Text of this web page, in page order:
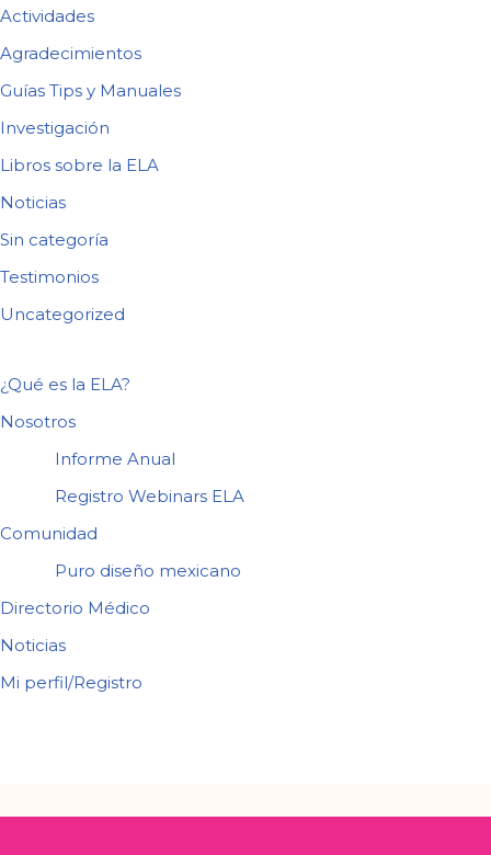
Actividades
Agradecimientos
Guías Tips y Manuales
Investigación
Libros sobre la ELA
Noticias
Sin categoría
Testimonios
Uncategorized
¿Qué es la ELA?
Nosotros
Informe Anual
Registro Webinars ELA
Comunidad
Puro diseño mexicano
Directorio Médico
Noticias
Mi perfil/Registro